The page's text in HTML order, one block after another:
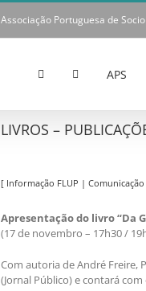
Associação Portuguesa de
APS
LIVROS –
[ Informação FLUP | Comunicação
Apresentação do livro “Da
(17 de novembro – 17h30 /
Com autoria de André Freire,
(Jornal Público) e contará